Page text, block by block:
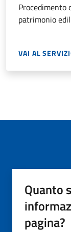
Procedimento
patrimonio
VAI AL
Quanto
pagina?